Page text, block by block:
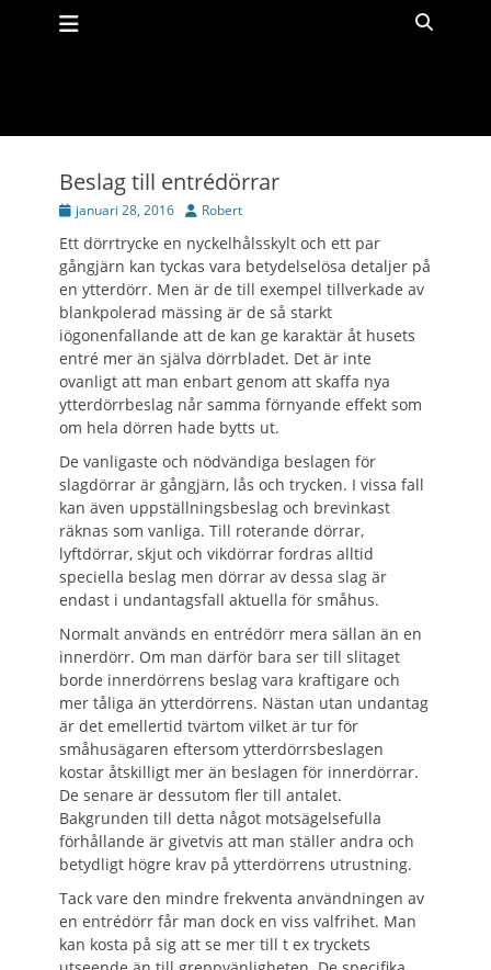
Hoppa
till
Primär meny
Beslag till entrédörrar
Publicerad
januari 28, 2016 Författare
Robert
Ett dörrtrycke en nyckelhålsskylt och ett par
gångjärn kan tyckas vara betydelselösa detaljer på
en ytterdörr. Men är de till exempel tillverkade av
blankpolerad mässing är de så starkt
iögonenfallande att de kan ge karaktär åt husets
entré mer än själva dörrbladet. Det är inte
ovanligt att man enbart genom att skaffa nya
ytterdörrbeslag når samma förnyande effekt som
om hela dörren hade bytts ut.
De vanligaste och nödvändiga beslagen för
slagdörrar är gångjärn, lås och trycken. I vissa fall
kan även uppställningsbeslag och brevinkast
räknas som vanliga. Till roterande dörrar,
lyftdörrar, skjut och vikdörrar fordras alltid
speciella beslag men dörrar av dessa slag är
endast i undantagsfall aktuella för småhus.
Normalt används en entrédörr mera sällan än en
innerdörr. Om man därför bara ser till slitaget
borde innerdörrens beslag vara kraftigare och
mer tåliga än ytterdörrens. Nästan utan undantag
är det emellertid tvärtom vilket är tur för
småhusägaren eftersom ytterdörrsbeslagen
kostar åtskilligt mer än beslagen för innerdörrar.
De senare är dessutom fler till antalet.
Bakgrunden till detta något motsägelsefulla
förhållande är givetvis att man ställer andra och
betydligt högre krav på ytterdörrens utrustning.
Tack vare den mindre frekventa användningen av
en entrédörr får man dock en viss valfrihet. Man
kan kosta på sig att se mer till t ex tryckets